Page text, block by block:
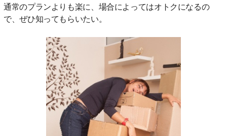
通常のプランよりも楽に、場合によってはオトクになるの
で、ぜひ知ってもらいたい。